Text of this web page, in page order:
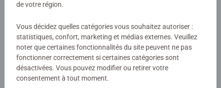
Rédiger une évaluation
de votre région.
Vous décidez quelles catégories vous souhaitez autoriser :
statistiques, confort, marketing et médias externes. Veuillez
noter que certaines fonctionnalités du site peuvent ne pas
fonctionner correctement si certaines catégories sont
désactivées. Vous pouvez modifier ou retirer votre
consentement à tout moment.